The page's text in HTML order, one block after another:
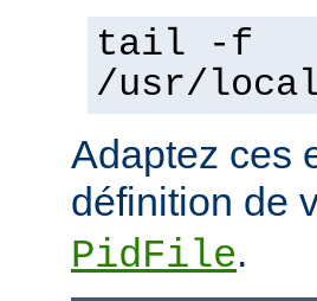
tail -f
/usr/
Adaptez ces
définition de
PidFile.